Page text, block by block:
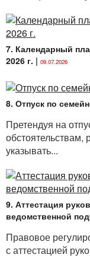
7. Календарный
2026 г. | 09.07.2026
8. Отпуск по
Претендуя на
обстоятельствам,
указывать...
9. Аттестация
ведомственной
Правовое
с аттестацией